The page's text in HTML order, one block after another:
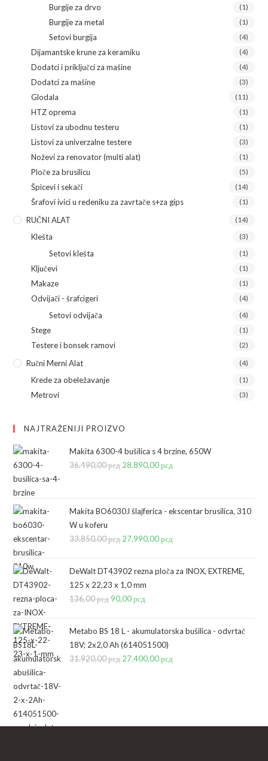
Burgije za drvo (1)
Burgije za metal (1)
Setovi burgija (4)
Dijamantske krune za keramiku (4)
Dodatci i priključci za mašine (4)
Dodatci za mašine (3)
Glodala (11)
HTZ oprema (1)
Listovi za ubodnu testeru (1)
Listovi za univerzalne testere (3)
Noževi za renovator (multi alat) (1)
Ploče za brusilicu (5)
Špicevi i sekači (14)
Šrafovi ivici u redeniku za zavrtače s+za gips (1)
RUČNI ALAT (14)
Klešta (3)
Setovi klešta (1)
Ključevi (1)
Makaze (1)
Odvijači - šrafcigeri (4)
Setovi odvijača (4)
Stege (1)
Testere i bonsek ramovi (2)
Ručni Merni Alat (4)
Krede za obeležavanje (1)
Metrovi (3)
NAJTRAŽENIJI PROIZVO
Makita 6300-4 bušilica s 4 brzine, 650W
36.490,00рсд Originalna
bila:
28.890,00рсдTrenutna
28.890,00 рсд.
Makita BO6030J šlajferica - ekscentar brusilica, 310
W u koferu
33.850,00рсд Originalna
je
bila:
33.850,00 рсд.
27.990,00рсдTrenutna
je:
DeWalt DT43902 rezna ploča za INOX, EXTREME,
125 x 22,23 x 1,0 mm
136,00рсд Originalna
je
bila:
136,00 рсд.
90,00рсдTrenutna
je:
90,00 рсд.
Metabo BS 18 L - akumulatorska bušilica - odvrtač
18V; 2x2,0 Ah (614051500)
31.920,00рсд Originalna
27.400,00рсдTrenutna